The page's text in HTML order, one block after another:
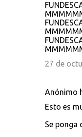
27 de
Anónimo
Esto es
Se ponga